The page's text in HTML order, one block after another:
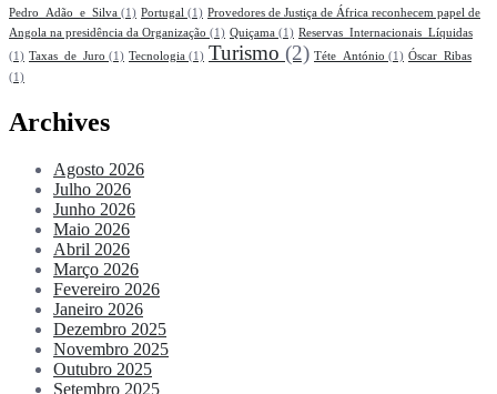
Pedro_Adão_e_Silva (1) Portugal (1) Provedores de Justiça de África reconhecem papel de
Angola na presidência da Organização (1) Quiçama (1) Reservas_Internacionais_Líquidas
(1) Taxas_de_Juro (1) Tecnologia (1) Turismo (2) Téte_António (1) Óscar_Ribas
(1)
Archives
Agosto 2026
Julho 2026
Junho 2026
Maio 2026
Abril 2026
Março 2026
Fevereiro 2026
Janeiro 2026
Dezembro 2025
Novembro 2025
Outubro 2025
Setembro 2025